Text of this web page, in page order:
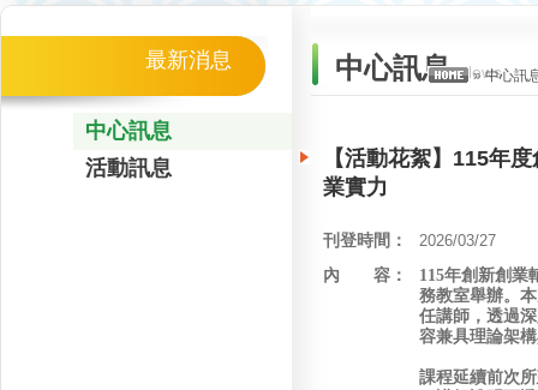
最新消息
中心訊息
活動訊息
中心訊息 News
»中心訊
【活動花絮】115年
業實力
刊登時間： 2026/03/27
內 容：
115年創新創業
務教室舉辦。
任講師，透過
容兼具理論架
課程延續前次